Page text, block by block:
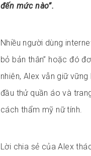
đến mức nào”.
Nhiều người dùng
bỏ bản thân” hoặc đó
nhiên, Alex vẫn giữ
đầu thử quần áo và
cách thẩm mỹ nữ tính.
Lời chia sẻ của Alex